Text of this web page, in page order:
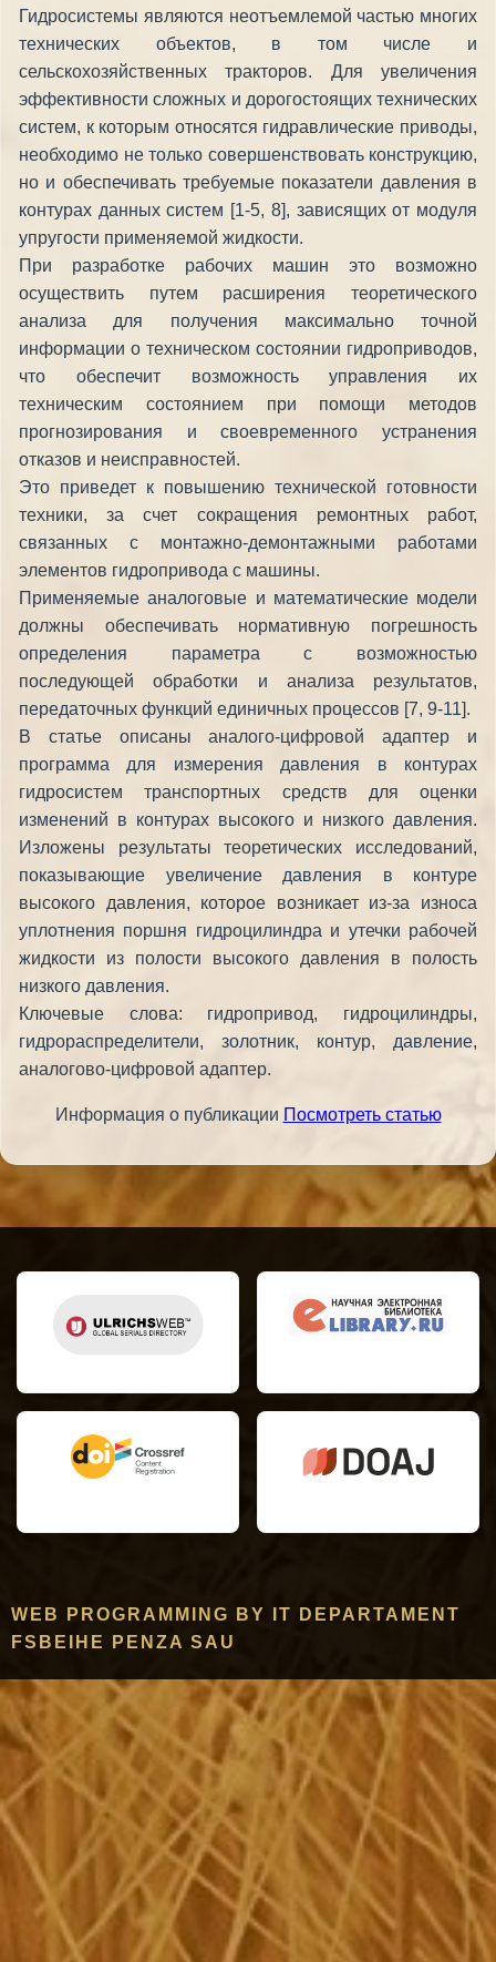
Гидросистемы являются неотъемлемой частью многих
технических объектов, в том числе и
сельскохозяйственных тракторов. Для увеличения
эффективности сложных и дорогостоящих технических
систем, к которым относятся гидравлические приводы,
необходимо не только совершенствовать конструкцию,
но и обеспечивать требуемые показатели давления в
контурах данных систем [1-5, 8], зависящих от модуля
упругости применяемой жидкости.
При разработке рабочих машин это возможно
осуществить путем расширения теоретического
анализа для получения максимально точной
информации о техническом состоянии гидроприводов,
что обеспечит возможность управления их
техническим состоянием при помощи методов
прогнозирования и своевременного устранения
отказов и неисправностей.
Это приведет к повышению технической готовности
техники, за счет сокращения ремонтных работ,
связанных с монтажно-демонтажными работами
элементов гидропривода с машины.
Применяемые аналоговые и математические модели
должны обеспечивать нормативную погрешность
определения параметра с возможностью
последующей обработки и анализа результатов,
передаточных функций единичных процессов [7, 9-11].
В статье описаны аналого-цифровой адаптер и
программа для измерения давления в контурах
гидросистем транспортных средств для оценки
изменений в контурах высокого и низкого давления.
Изложены результаты теоретических исследований,
показывающие увеличение давления в контуре
высокого давления, которое возникает из-за износа
уплотнения поршня гидроцилиндра и утечки рабочей
жидкости из полости высокого давления в полость
низкого давления.
Ключевые слова: гидропривод, гидроцилиндры,
гидрораспределители, золотник, контур, давление,
аналогово-цифровой адаптер.
Информация о публикации Посмотреть статью
WEB PROGRAMMING BY IT DEPARTAMENT
FSBEIHE PENZA SAU